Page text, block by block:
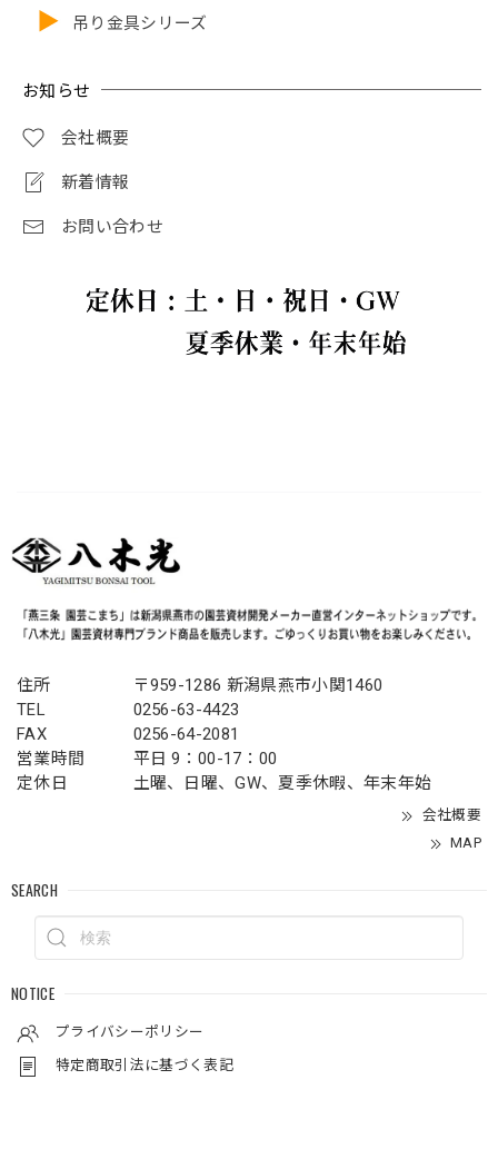
吊り金具シリーズ
お知らせ
会社概要
新着情報
お問い合わせ
住所
〒959-1286 新潟県燕市小関1460
TEL
0256-63-4423
FAX
0256-64-2081
営業時間
平日 9：00-17：00
定休日
土曜、日曜、GW、夏季休暇、年末年始
会社概要
MAP
SEARCH
NOTICE
プライバシーポリシー
特定商取引法に基づく表記